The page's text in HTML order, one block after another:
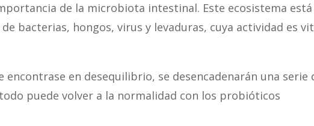
de la microbiota intestinal. Este ecosistema está
bacterias, hongos, virus y levaduras, cuya actividad es
en desequilibrio, se desencadenarán una serie
puede volver a la normalidad con los probióticos